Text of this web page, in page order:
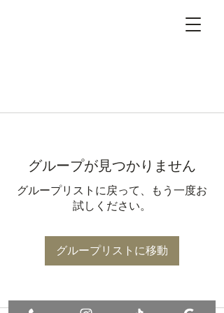
グループが見つかりません
グループリストに戻って、もう一度お
試しください。
グループリストに移動